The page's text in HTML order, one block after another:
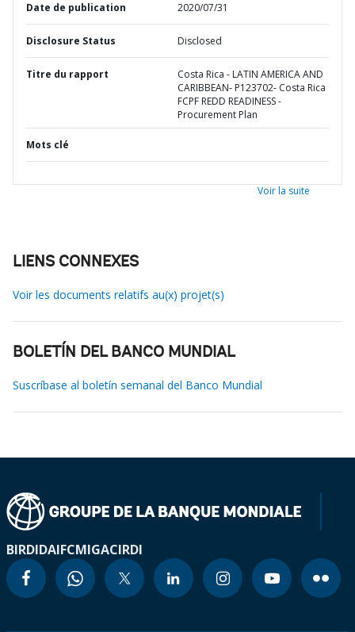
Date de publication 2020/07/31
Disclosure Status Disclosed
Titre du rapport
Costa Rica - LATIN AMERICA AND
CARIBBEAN- P123702- Costa Rica
FCPF REDD READINESS -
Procurement Plan
Mots clé
Voir la suite
LIENS CONNEXES
Voir les documents relatifs au(x) projet(s)
BOLETÍN DEL BANCO MUNDIAL
Suscríbase al boletín semanal del Banco Mundial
BIRDIDAIFCMIGACIRDI